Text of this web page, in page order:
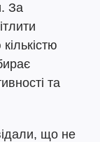
За
та
що не